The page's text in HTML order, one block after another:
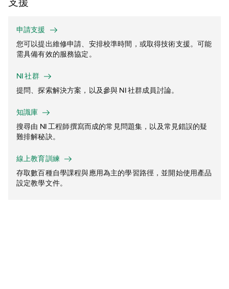
申請支援
您可以提出維修申請、安排校準時間，或取得技術支援。可能
需具備有效的服務協定。
NI 社群
提問、探索解決方案，以及參與 NI 社群成員討論。
知識庫
搜尋由 NI 工程師撰寫而成的常見問題集，以及常見錯誤的疑
難排解秘訣。
線上教育訓練
存取數百種自學課程與應用為主的學習路徑，並開始使用產品
設定教學文件。